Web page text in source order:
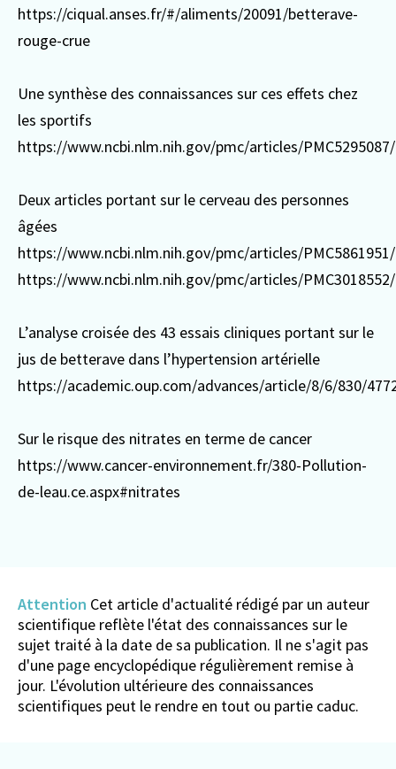
https://ciqual.anses.fr/#/aliments/20091/betterave-
rouge-crue
Une synthèse des connaissances sur ces effets chez
les sportifs
https://www.ncbi.nlm.nih.gov/pmc/articles/PMC5295087/
Deux articles portant sur le cerveau des personnes
âgées
https://www.ncbi.nlm.nih.gov/pmc/articles/PMC5861951/
https://www.ncbi.nlm.nih.gov/pmc/articles/PMC3018552/
L’analyse croisée des 43 essais cliniques portant sur le
jus de betterave dans l’hypertension artérielle
https://academic.oup.com/advances/article/8/6/830/
Sur le risque des nitrates en terme de cancer
https://www.cancer-environnement.fr/380-Pollution-
de-leau.ce.aspx#nitrates
Attention Cet article d'actualité rédigé par un auteur
scientifique reflète l'état des connaissances sur le
sujet traité à la date de sa publication. Il ne s'agit pas
d'une page encyclopédique régulièrement remise à
jour. L'évolution ultérieure des connaissances
scientifiques peut le rendre en tout ou partie caduc.